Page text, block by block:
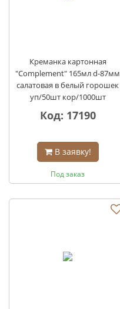
Креманка картонная
"Complement" 165мл d-87мм
салатовая в белый горошек
уп/50шт кор/1000шт
Код: 17190
В заявку!
Под заказ